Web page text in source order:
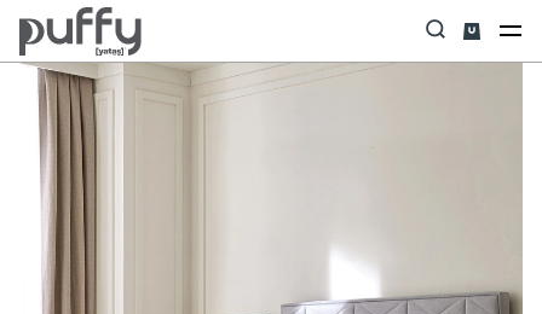
Anasayfa Baza